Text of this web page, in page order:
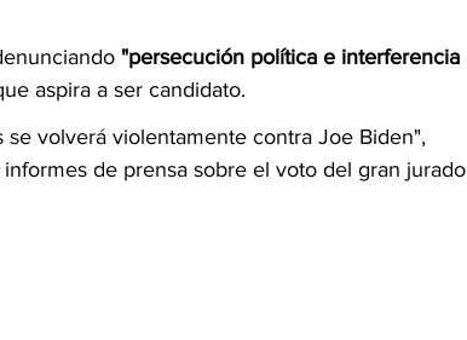
"persecución política e interferencia
aspira a ser candidato.
volverá violentamente contra Joe Biden",
de prensa sobre el voto del gran jurado